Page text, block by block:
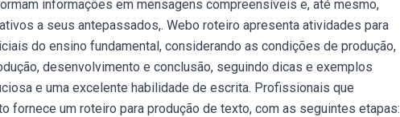
informações em mensagens compreensíveis e, até mesmo,
a seus antepassados,. Webo roteiro apresenta atividades para
do ensino fundamental, considerando as condições de produção,
desenvolvimento e conclusão, seguindo dicas e exemplos
e uma excelente habilidade de escrita. Profissionais que
fornece um roteiro para produção de texto, com as seguintes etapas: